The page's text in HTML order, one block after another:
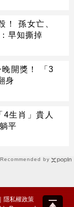
Recommended by
！ 孫女亡、
早知撕掉
開獎！ 「3
身
生肖」貴人
平
隱私權政策